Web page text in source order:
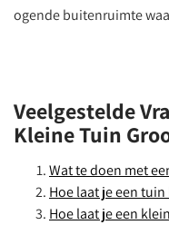
ogende buitenruimte
Veelgestelde
Kleine Tuin
Wat te doen met
Hoe laat je een
Hoe laat je een